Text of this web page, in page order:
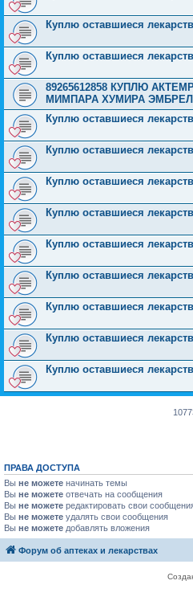
Куплю оставшиеся
Куплю оставшиеся
89265612858 КУПЛЮ
МИМПАРА ХУМИРА ЭМБРЕЛ
Куплю оставшиеся
Куплю оставшиеся
Куплю оставшиеся
Куплю оставшиеся
Куплю оставшиеся
Куплю оставшиеся
Куплю оставшиеся
Куплю оставшиеся
Куплю оставшиеся
ПРАВА ДОСТУПА
Вы не можете начинать темы
Вы не можете отвечать на сообщения
Вы не можете редактировать свои
Вы не можете удалять свои сообщения
Вы не можете добавлять вложения
Форум об аптеках и лекарствах